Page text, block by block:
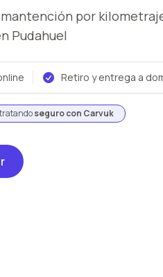
mantención por
Pudahuel
Retiro y entrega a
seguro con Carvuk